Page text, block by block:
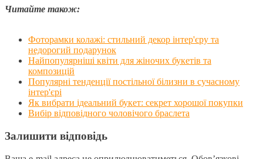
Читайте також:
Фоторамки колажі: стильний декор інтер'єру та
недорогий подарунок
Найпопулярніші квіти для жіночих букетів та
композицій
Популярні тенденції постільної білизни в сучасному
інтер'єрі
Як вибрати ідеальний букет: секрет хорошої покупки
Вибір відповідного чоловічого браслета
Залишити відповідь